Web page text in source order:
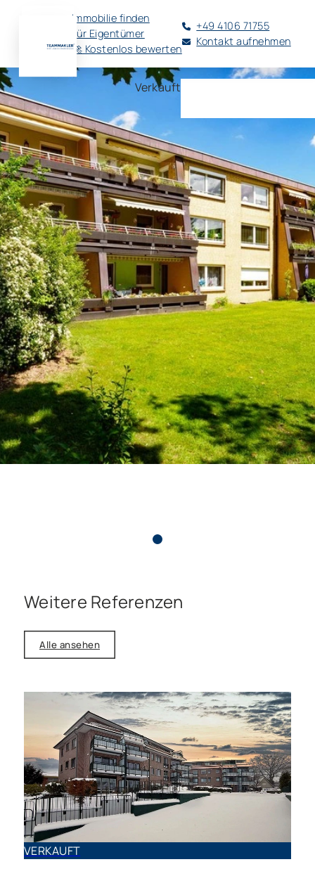
Immobilie finden
Für Eigentümer
🚀 Kostenlos bewerten
+49 4106 71755
Kontakt aufnehmen
Verkauft
Wohnung zu kaufen in Ellerau
Kapitalanlage im schönen
Ellerau
Weitere Referenzen
Alle ansehen
VERKAUFT